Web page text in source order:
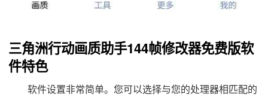
三角洲行动画质助手144帧修改器免费版软
件特色
软件设置非常简单。您可以选择与您的处理器相匹配的